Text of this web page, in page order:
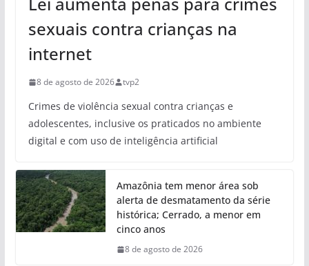
sexuais contra crianças na
internet
8 de agosto de 2026 tvp2
Crimes de violência sexual contra crianças e
adolescentes, inclusive os praticados no ambiente
digital e com uso de inteligência artificial
Amazônia tem menor área sob
alerta de desmatamento da série
histórica; Cerrado, a menor em
cinco anos
8 de agosto de 2026